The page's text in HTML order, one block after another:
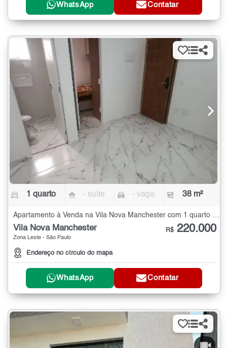
WhatsApp Contatar
1 quarto - suíte - vaga 38 m²
Apartamento à Venda na Vila Nova Manchester com 1 quarto - 38 m²
Vila Nova Manchester
Zona Leste - São Paulo
Endereço no círculo do mapa
R$ 220.000
WhatsApp Contatar